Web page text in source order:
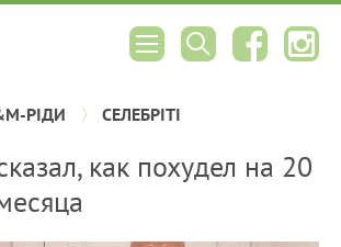
РІДИ СЕЛЕБРІТІ
как похудел на 20